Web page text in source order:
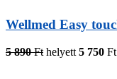
Wellmed Easy
5 890 Ft helyett 5 750 Ft